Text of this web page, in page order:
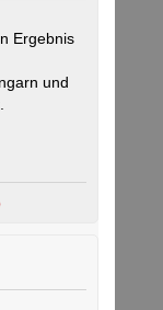
Ergebnis
und